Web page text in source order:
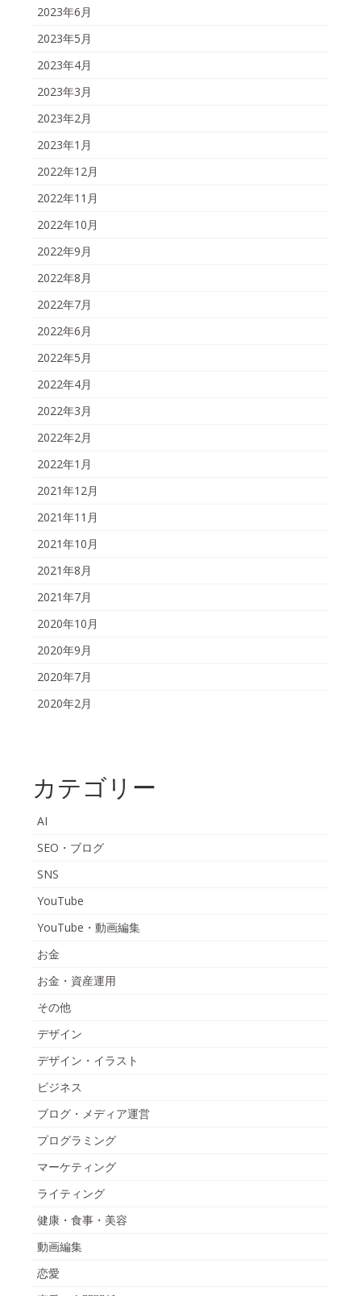
2023年6月
2023年5月
2023年4月
2023年3月
2023年2月
2023年1月
2022年12月
2022年11月
2022年10月
2022年9月
2022年8月
2022年7月
2022年6月
2022年5月
2022年4月
2022年3月
2022年2月
2022年1月
2021年12月
2021年11月
2021年10月
2021年8月
2021年7月
2020年10月
2020年9月
2020年7月
2020年2月
カテゴリー
AI
SEO・ブログ
SNS
YouTube
YouTube・動画編集
お金
お金・資産運用
その他
デザイン
デザイン・イラスト
ビジネス
ブログ・メディア運営
プログラミング
マーケティング
ライティング
健康・食事・美容
動画編集
恋愛